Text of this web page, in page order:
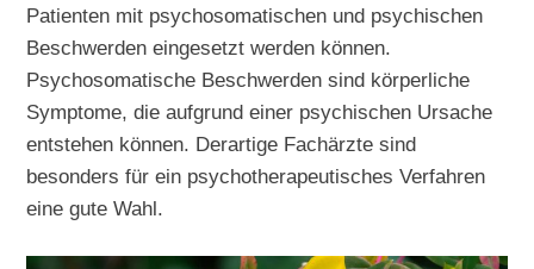
Patienten mit psychosomatischen und psychischen
Beschwerden eingesetzt werden können.
Psychosomatische Beschwerden sind körperliche
Symptome, die aufgrund einer psychischen Ursache
entstehen können. Derartige Fachärzte sind
besonders für ein psychotherapeutisches Verfahren
eine gute Wahl.